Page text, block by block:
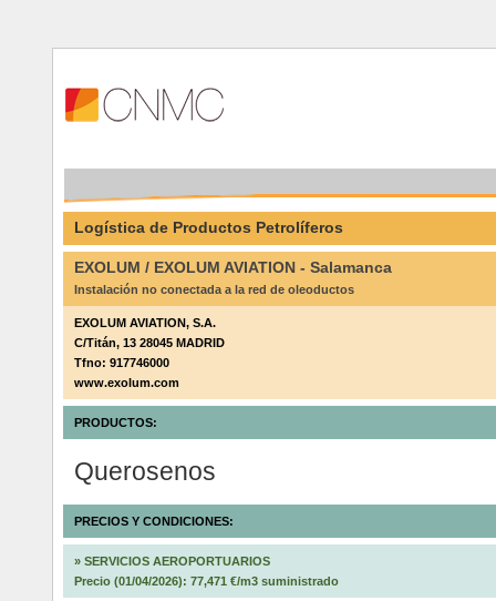
Logística de Productos Petrolíferos
EXOLUM / EXOLUM AVIATION - Salamanca
Instalación no conectada a la red de oleoductos
EXOLUM AVIATION, S.A.
C/Titán, 13 28045 MADRID
Tfno: 917746000
www.exolum.com
PRODUCTOS:
Querosenos
PRECIOS Y CONDICIONES:
» SERVICIOS AEROPORTUARIOS
Precio (01/04/2026): 77,471 €/m3 suministrado